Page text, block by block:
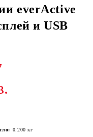
everActive
и USB
0.200 кг